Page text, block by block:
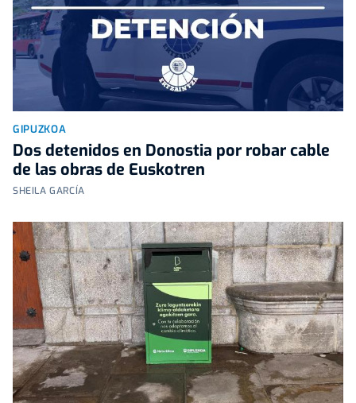
GIPUZKOA
Dos detenidos en Donostia por robar cable
de las obras de Euskotren
SHEILA GARCÍA